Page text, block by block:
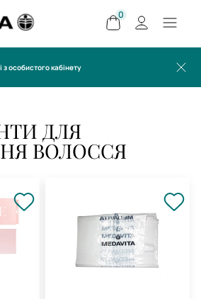
0
особистого кабінету
ДЛЯ
ВОЛОССЯ